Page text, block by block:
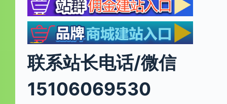
联系站长电话/微信
15106069530